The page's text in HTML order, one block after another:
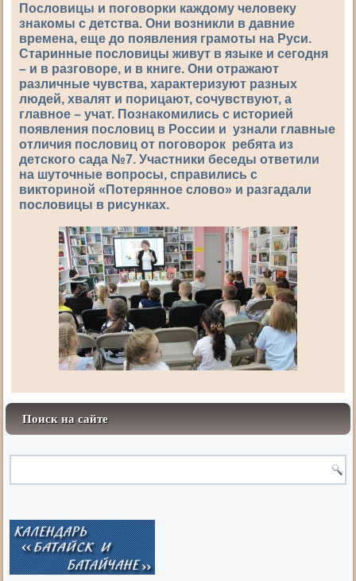
Пословицы и поговорки каждому человеку
знакомы с детства. Они возникли в давние
времена, еще до появления грамоты на Руси.
Старинные пословицы живут в языке и сегодня
– и в разговоре, и в книге. Они отражают
различные чувства, характеризуют разных
людей, хвалят и порицают, сочувствуют, а
главное – учат. Познакомились с историей
появления пословиц в России и узнали главные
отличия пословиц от поговорок ребята из
детского сада №7. Участники беседы ответили
на шуточные вопросы, справились с
викториной «Потерянное слово» и разгадали
пословицы в рисунках.
Поиск на сайте